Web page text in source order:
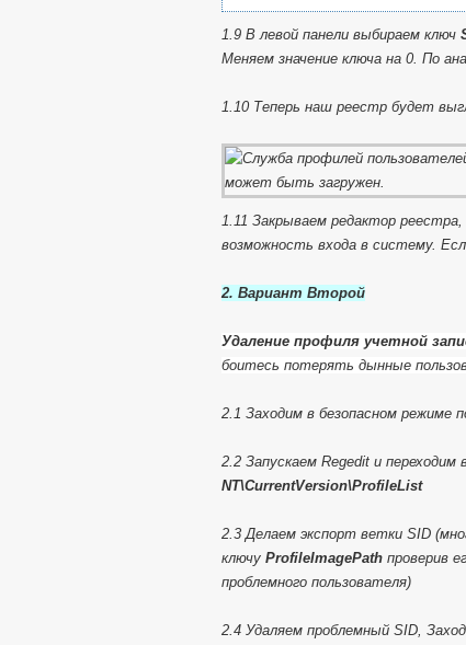
1.9 В левой панели выбираем ключ
Меняем значение ключа на 0. По
1.10 Теперь наш реестр будет
1.11 Закрываем редактор
возможность входа в систему.
2. Вариант Второй
Удаление профиля учетной
боитесь потерять дынные
2.1 Заходим в безопасном режиме
2.2 Запускаем Regedit и переходим
NT\CurrentVersion\ProfileList
2.3 Делаем экспорт ветки SID
ключу ProfileImagePath проверив
проблемного пользователя)
2.4 Удаляем проблемный SID,